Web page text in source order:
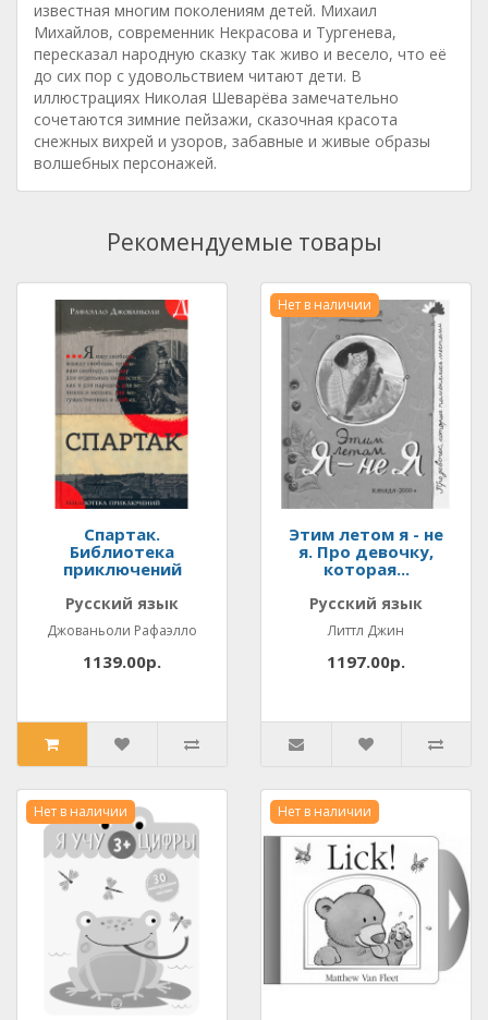
известная многим поколениям детей. Михаил
Михайлов, современник Некрасова и Тургенева,
пересказал народную сказку так живо и весело, что её
до сих пор с удовольствием читают дети. В
иллюстрациях Николая Шеварёва замечательно
сочетаются зимние пейзажи, сказочная красота
снежных вихрей и узоров, забавные и живые образы
волшебных персонажей.
Рекомендуемые товары
Спартак.
Библиотека
приключений
Русский язык
Джованьоли Рафаэлло
1139.00р.
Нет в наличии
Этим летом я - не
я. Про девочку,
которая...
Русский язык
Литтл Джин
1197.00р.
Нет в наличии Нет в наличии